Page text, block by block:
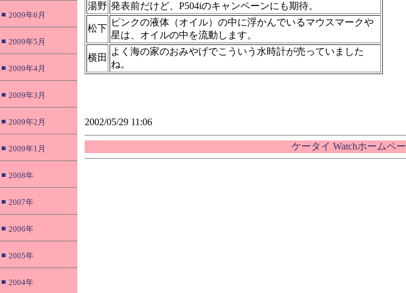
■ 2009年6月
■ 2009年5月
■ 2009年4月
■ 2009年3月
■ 2009年2月
■ 2009年1月
■ 2008年
■ 2007年
■ 2006年
■ 2005年
■ 2004年
湯野 発表前だけど、P504iのキャンペーンにも期待。
松下
ピンクの液体（オイル）の中に浮かんでいるマウスマークや
星は、オイルの中を流動します。
横田
よく海の家のおみやげでこういう水時計が売っていました
ね。
2002/05/29 11:06
ケータイ Watchホームペ